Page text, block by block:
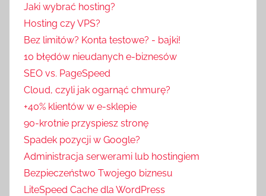
Jaki wybrać hosting?
Hosting czy VPS?
Bez limitów? Konta testowe? - bajki!
10 błędów nieudanych e-biznesów
SEO vs. PageSpeed
Cloud, czyli jak ogarnąć chmurę?
+40% klientów w e-sklepie
90-krotnie przyspiesz stronę
Spadek pozycji w Google?
Administracja serwerami lub hostingiem
Bezpieczeństwo Twojego biznesu
LiteSpeed Cache dla WordPress